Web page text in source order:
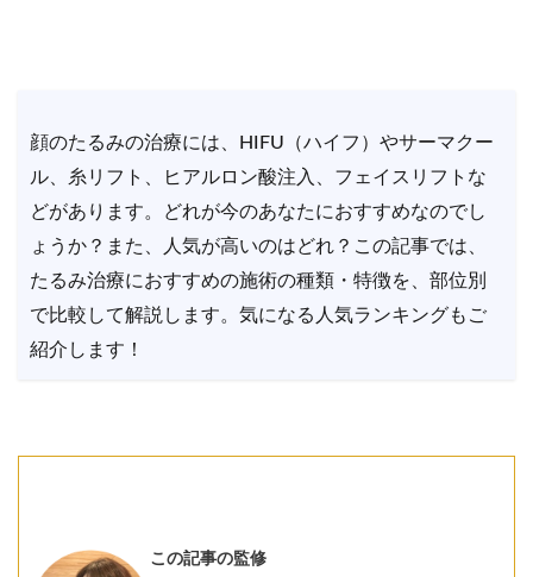
顔のたるみの治療には、HIFU（ハイフ）やサーマクー
ル、糸リフト、ヒアルロン酸注入、フェイスリフトな
どがあります。どれが今のあなたにおすすめなのでし
ょうか？また、人気が高いのはどれ？この記事では、
たるみ治療におすすめの施術の種類・特徴を、部位別
で比較して解説します。気になる人気ランキングもご
紹介します！
この記事の監修